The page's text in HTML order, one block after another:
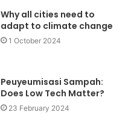
Why all cities need to
adapt to climate change
1 October 2024
Peuyeumisasi Sampah:
Does Low Tech Matter?
23 February 2024